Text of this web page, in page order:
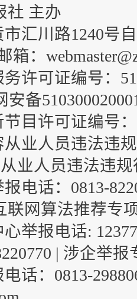
社 主办
汇川路1240号
箱：
许可证编号：
安备
目许可证编号：
业人员违法违
业人员违法违
电话：0813-
联网算法推荐专
举报电话:
| 涉企举报
话：0813-